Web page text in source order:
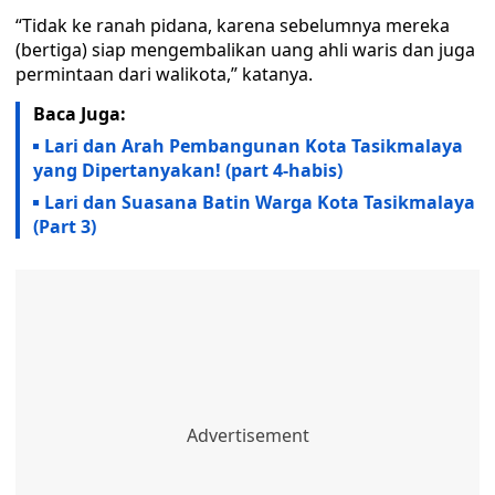
“Tidak ke ranah pidana, karena sebelumnya mereka
(bertiga) siap mengembalikan uang ahli waris dan juga
permintaan dari walikota,” katanya.
Baca Juga:
Lari dan Arah Pembangunan Kota Tasikmalaya
yang Dipertanyakan! (part 4-habis)
Lari dan Suasana Batin Warga Kota Tasikmalaya
(Part 3)